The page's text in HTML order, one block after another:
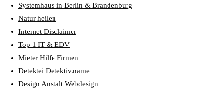
Systemhaus in Berlin & Brandenburg
Natur heilen
Internet Disclaimer
Top 1 IT & EDV
Mieter Hilfe Firmen
Detektei Detektiv.name
Design Anstalt Webdesign